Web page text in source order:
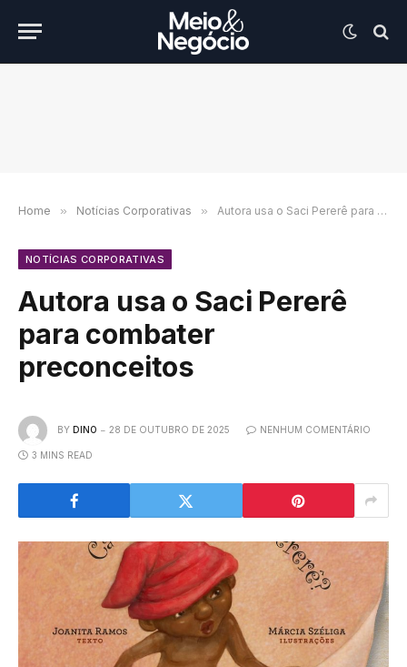
Home » Notícias Corporativas » Autora usa o Saci Pererê para combater preconceitos
NOTÍCIAS CORPORATIVAS
Autora usa o Saci Pererê
para combater
preconceitos
BY DINO 28 DE OUTUBRO DE 2025 NENHUM COMENTÁRIO
3 MINS READ